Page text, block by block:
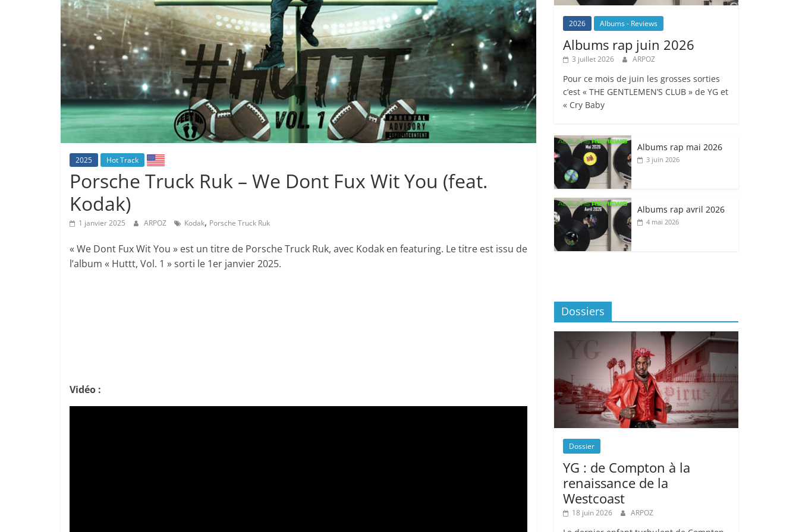
2025 Hot Track
Porsche Truck Ruk – We Dont Fux Wit You (feat.
Kodak)
1 janvier 2025 ARPOZ Kodak, Porsche Truck Ruk
« We Dont Fux Wit You » est un titre de Porsche Truck Ruk, avec Kodak en featuring. Le titre est issu de
l’album « Huttt, Vol. 1 » sorti le 1er janvier 2025.
Vidéo :
2026 Albums - Reviews
Albums rap juin 2026
3 juillet 2026 ARPOZ
Pour ce mois de juin les grosses sorties
c’est « THE GENTLEMEN’S CLUB » de YG et
« Cry Baby
Albums rap mai 2026
3 juin 2026
Albums rap avril 2026
4 mai 2026
Dossiers
Dossier
YG : de Compton à la
renaissance de la
Westcoast
18 juin 2026 ARPOZ